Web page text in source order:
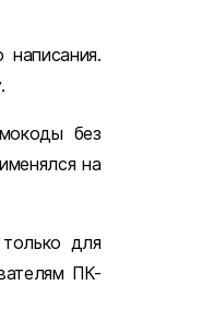
без
на
для
ПК-